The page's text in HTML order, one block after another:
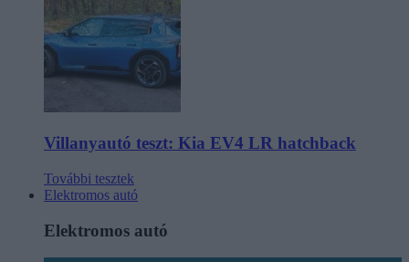
Villanyautó teszt: Kia EV4 LR hatchback
További tesztek
Elektromos autó
Elektromos autó